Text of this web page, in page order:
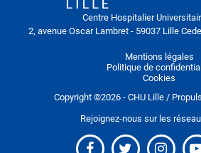
Centre Hospitalier
2, avenue Oscar Lambret - 59037 Lille
Mentions légales
Politique de
Cookies
Copyright ©2026 - CHU Lille /
Rejoignez-nous sur les